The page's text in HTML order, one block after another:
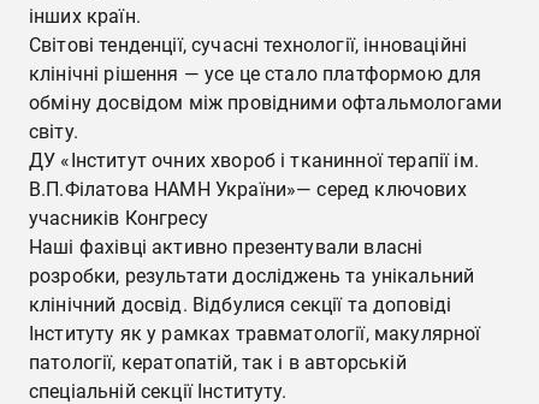
інших країн.
Світові тенденції, сучасні технології, інноваційні
клінічні рішення — усе це стало платформою для
обміну досвідом між провідними офтальмологами
світу.
ДУ «Інститут очних хвороб і тканинної терапії ім.
В.П.Філатова НАМН України»— серед ключових
учасників Конгресу
Наші фахівці активно презентували власні
розробки, результати досліджень та унікальний
клінічний досвід. Відбулися секції та доповіді
Інституту як у рамках травматології, макулярної
патології, кератопатій, так і в авторській
спеціальній секції Інституту.